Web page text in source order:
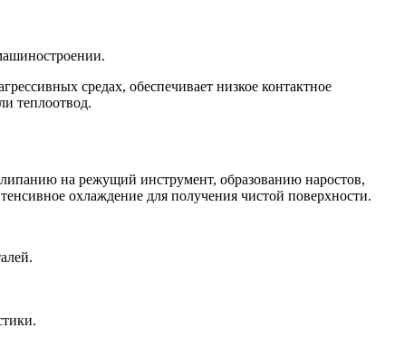
средах, обеспечивает низкое контактное
теплоотвод.
на режущий инструмент, образованию наростов,
охлаждение для получения чистой поверхности.